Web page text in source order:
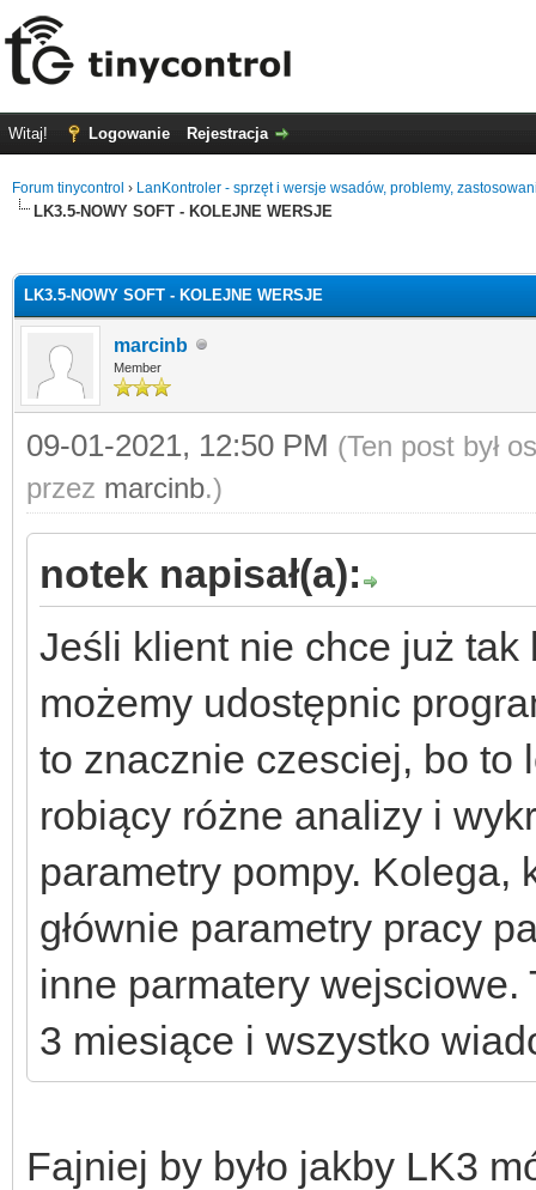
Witaj! Logowanie Rejestracja
Forum tinycontrol › LanKontroler - sprzęt i wersje wsadów, problemy,
LK3.5-NOWY SOFT - KOLEJNE WERSJE
LK3.5-NOWY SOFT - KOLEJNE WERSJE
marcinb
Member
09-01-2021, 12:50 PM (Ten post był
przez marcinb.)
notek napisał(a):
Jeśli klient nie chce już tak
możemy udostępnic
to znacznie czesciej, bo to
robiący różne analizy i
parametry pompy. Kolega,
głównie parametry pracy
inne parmatery
3 miesiące i wszystko
Fajniej by było jakby LK3